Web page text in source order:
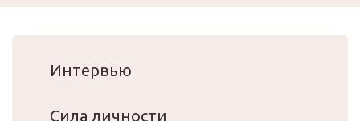
Интервью
Сила личности